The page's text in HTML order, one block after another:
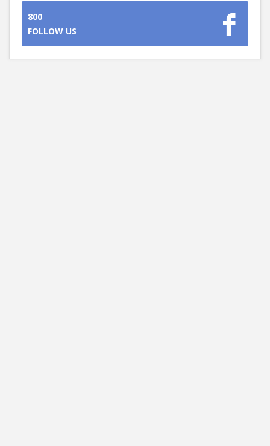
800
FOLLOW US